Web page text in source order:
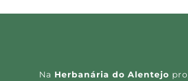
Na Herbanária do Alentejo